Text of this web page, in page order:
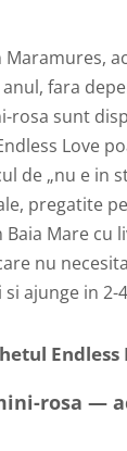
Maramures,
fara
rosa sunt
Love
de „nu e in
pregatite
Mare cu
nu
ajunge in 2-
Endless
rosa —